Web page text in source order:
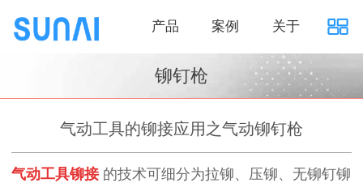
产品 案例 关于
铆钉枪
气动工具的铆接应用之气动铆钉枪
气动工具铆接 的技术可细分为拉铆、压铆、无铆钉铆